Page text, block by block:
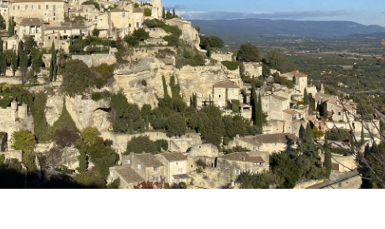
La Provence
avec les enfants :
Randonnées
faciles à la
Sainte-Victoire
Idée week-
en famille :
Balades avec
enfants dans
Luberon.